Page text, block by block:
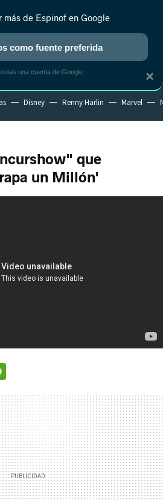
NUEVO
REALITY ANIME RANKINGS CINE
Disney Renny Harlin Marvel
que
un Millón'
×
más de Espinof en Google
como fuente preferida
una cuenta de Google